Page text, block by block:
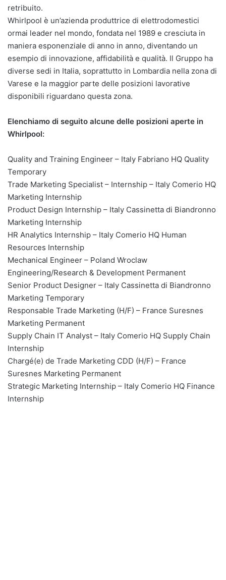
retribuito.
Whirlpool è un’azienda produttrice di elettrodomestici
ormai leader nel mondo, fondata nel 1989 e cresciuta in
maniera esponenziale di anno in anno, diventando un
esempio di innovazione, affidabilità e qualità. Il Gruppo ha
diverse sedi in Italia, soprattutto in Lombardia nella zona di
Varese e la maggior parte delle posizioni lavorative
disponibili riguardano questa zona.
Elenchiamo di seguito alcune delle posizioni aperte in
Whirlpool:
Quality and Training Engineer – Italy Fabriano HQ Quality
Temporary
Trade Marketing Specialist – Internship – Italy Comerio HQ
Marketing Internship
Product Design Internship – Italy Cassinetta di Biandronno
Marketing Internship
HR Analytics Internship – Italy Comerio HQ Human
Resources Internship
Mechanical Engineer – Poland Wroclaw
Engineering/Research & Development Permanent
Senior Product Designer – Italy Cassinetta di Biandronno
Marketing Temporary
Responsable Trade Marketing (H/F) – France Suresnes
Marketing Permanent
Supply Chain IT Analyst – Italy Comerio HQ Supply Chain
Internship
Chargé(e) de Trade Marketing CDD (H/F) – France
Suresnes Marketing Permanent
Strategic Marketing Internship – Italy Comerio HQ Finance
Internship